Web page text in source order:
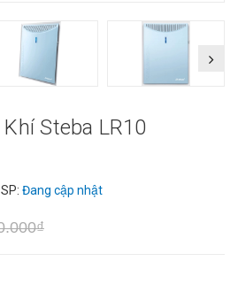
Steba LR10
Đang cập nhật